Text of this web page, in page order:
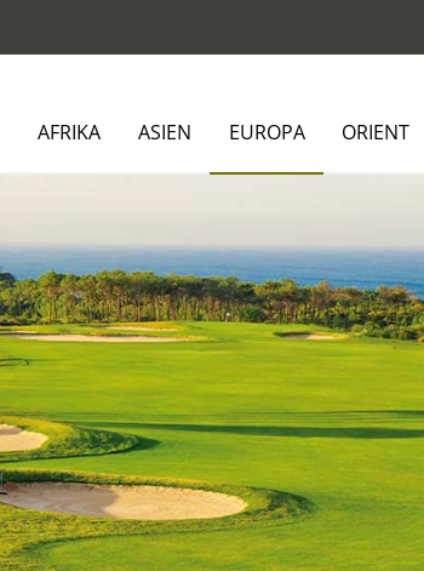
AFRIKA ASIEN EUROPA ORIENT